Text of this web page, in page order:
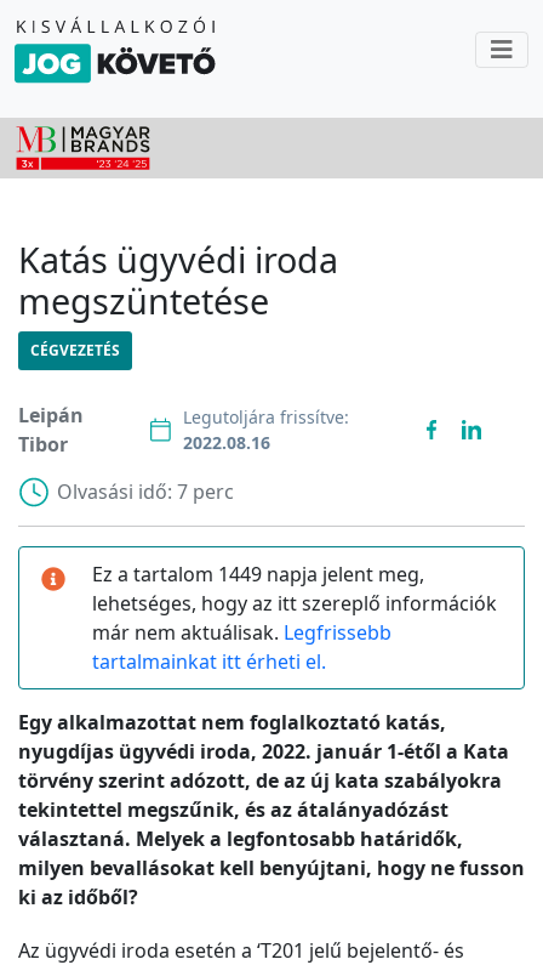
Katás ügyvédi iroda
megszüntetése
CÉGVEZETÉS
Leipán
Tibor
Legutoljára frissítve:
2022.08.16
Olvasási idő: 7 perc
Ez a tartalom 1449 napja jelent meg,
lehetséges, hogy az itt szereplő információk
már nem aktuálisak. Legfrissebb
tartalmainkat itt érheti el.
Egy alkalmazottat nem foglalkoztató katás,
nyugdíjas ügyvédi iroda, 2022. január 1-étől a Kata
törvény szerint adózott, de az új kata szabályokra
tekintettel megszűnik, és az átalányadózást
választaná. Melyek a legfontosabb határidők,
milyen bevallásokat kell benyújtani, hogy ne fusson
ki az időből?
Az ügyvédi iroda esetén a ‘T201 jelű bejelentő- és